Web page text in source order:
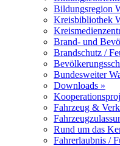
Bildungsregion
Kreisbibliothek
Brand- und
Brandschutz /
Bundesweiter
Downloads »
Fahrzeug &
Rund um das
Fahrerlaubnis /